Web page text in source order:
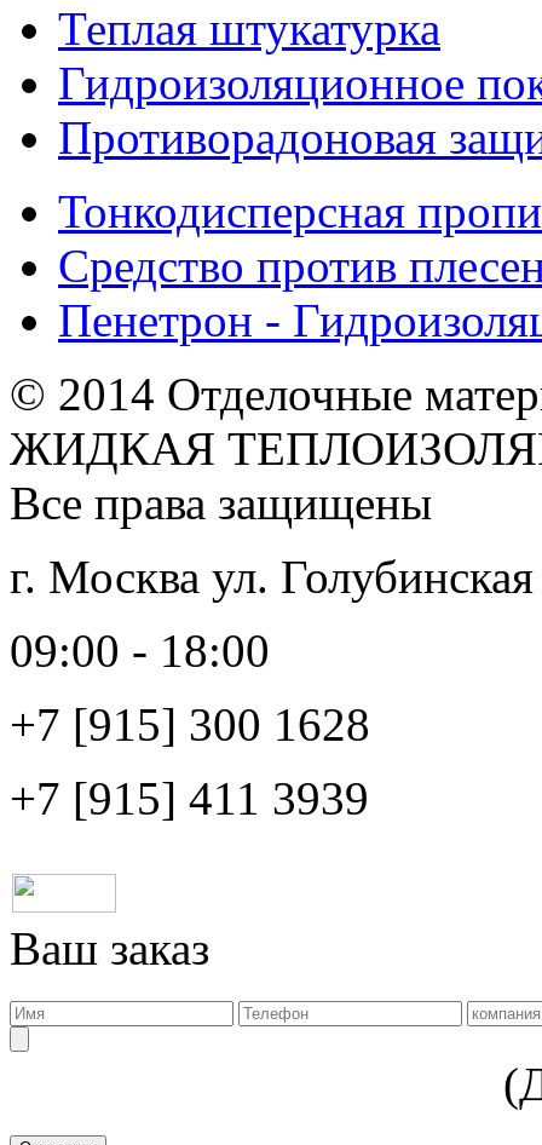
Теплая штукатурка
Гидроизоляционное
Противорадоновая
Тонкодисперсная
Средство против
Пенетрон -
© 2014 Отделочные
ЖИДКАЯ
Все права защищены
г. Москва ул.
09:00 - 18:00
+7 [915] 300 1628
+7 [915] 411 3939
Ваш заказ